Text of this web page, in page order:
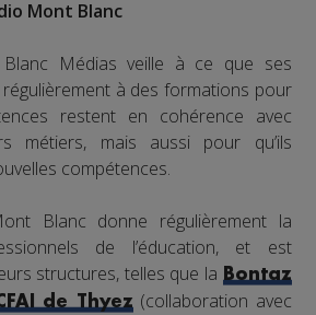
Mont Blanc
Médias veille à ce que ses
à des formations pour
restent en cohérence avec
métiers, mais aussi pour qu’ils
compétences.
Blanc donne régulièrement la
de l’éducation, et est
structures, telles que la Bontaz
de Thyez(collaboration avec